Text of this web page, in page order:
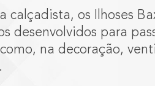
calçadista, os Ilhoses
desenvolvidos para
na decoração,